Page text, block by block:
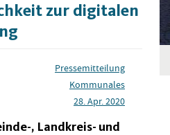
zur digitalen
Pressemitteilung
Kommunales
28. Apr. 2020
, Landkreis- und